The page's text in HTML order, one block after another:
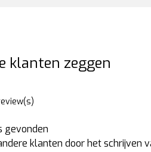
klanten zeggen
gevonden
klanten door het schrijven